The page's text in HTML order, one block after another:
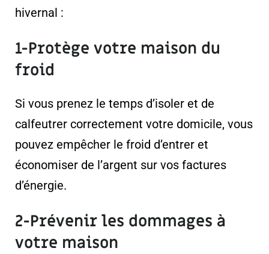
hivernal :
1-Protège votre maison du
froid
Si vous prenez le temps d’isoler et de
calfeutrer correctement votre domicile, vous
pouvez empêcher le froid d’entrer et
économiser de l’argent sur vos factures
d’énergie.
2-Prévenir les dommages à
votre maison